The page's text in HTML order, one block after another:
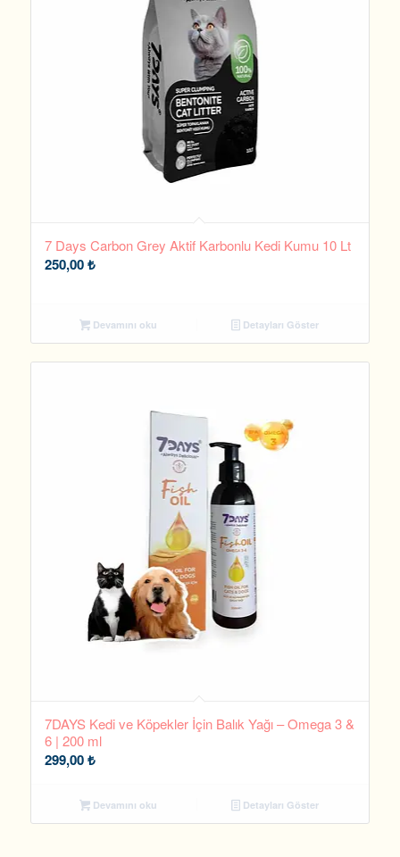
7 Days Carbon Grey Aktif Karbonlu Kedi Kumu 10 Lt
250,00₺
Devamını oku Detayları Göster
7DAYS Kedi ve Köpekler İçin Balık Yağı – Omega 3 &
6 | 200 ml
299,00₺
Devamını oku Detayları Göster